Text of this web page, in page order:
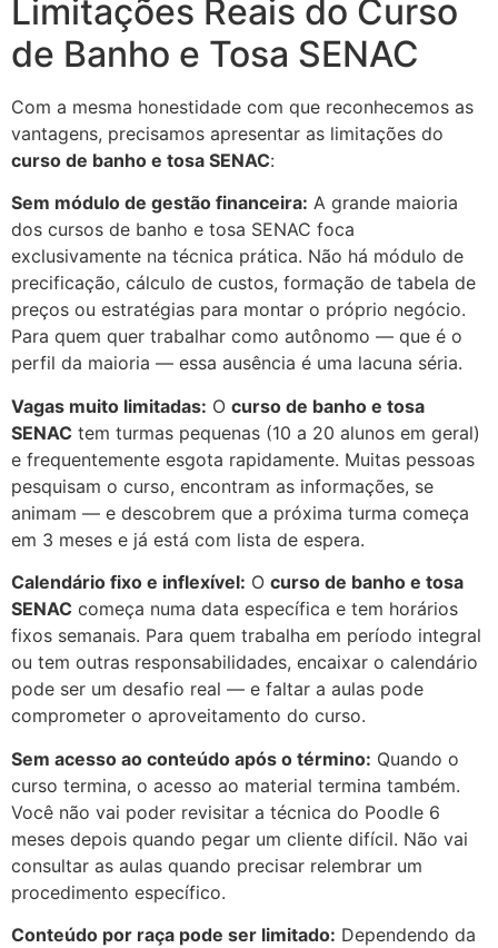
Limitações Reais do Curso
de Banho e Tosa SENAC
Com a mesma honestidade com que reconhecemos as
vantagens, precisamos apresentar as limitações do
curso de banho e tosa SENAC:
Sem módulo de gestão financeira: A grande maioria
dos cursos de banho e tosa SENAC foca
exclusivamente na técnica prática. Não há módulo de
precificação, cálculo de custos, formação de tabela de
preços ou estratégias para montar o próprio negócio.
Para quem quer trabalhar como autônomo — que é o
perfil da maioria — essa ausência é uma lacuna séria.
Vagas muito limitadas: O curso de banho e tosa
SENAC tem turmas pequenas (10 a 20 alunos em geral)
e frequentemente esgota rapidamente. Muitas pessoas
pesquisam o curso, encontram as informações, se
animam — e descobrem que a próxima turma começa
em 3 meses e já está com lista de espera.
Calendário fixo e inflexível: O curso de banho e tosa
SENAC começa numa data específica e tem horários
fixos semanais. Para quem trabalha em período integral
ou tem outras responsabilidades, encaixar o calendário
pode ser um desafio real — e faltar a aulas pode
comprometer o aproveitamento do curso.
Sem acesso ao conteúdo após o término: Quando o
curso termina, o acesso ao material termina também.
Você não vai poder revisitar a técnica do Poodle 6
meses depois quando pegar um cliente difícil. Não vai
consultar as aulas quando precisar relembrar um
procedimento específico.
Conteúdo por raça pode ser limitado: Dependendo da